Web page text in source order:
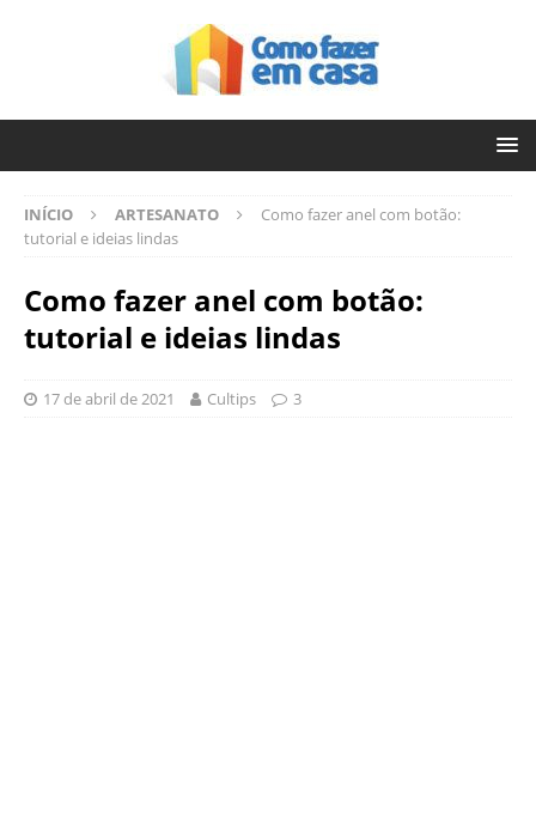
INÍCIO ARTESANATO
Como fazer anel com botão:
tutorial e ideias lindas
Como fazer anel com botão:
tutorial e ideias lindas
17 de abril de 2021 Cultips 3